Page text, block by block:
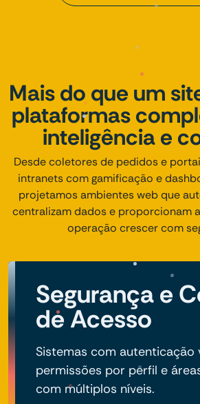
Mais do que um
plataformas
inteligência e
Desde coletores de pedidos e
intranets com gamificação e
projetamos ambientes web que
centralizam dados e proporcionam
operação crescer com
Segurança e
de Acesso
Sistemas com autenticação
permissões por perfil e
com múltiplos níveis.